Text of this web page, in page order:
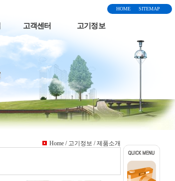
HOME SITEMAP
고객센터 고기정보
Home / 고기정보 / 제품소개